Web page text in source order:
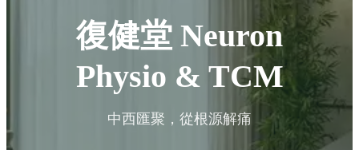
復健堂 Neuron
Physio & TCM
中西匯聚，從根源解痛